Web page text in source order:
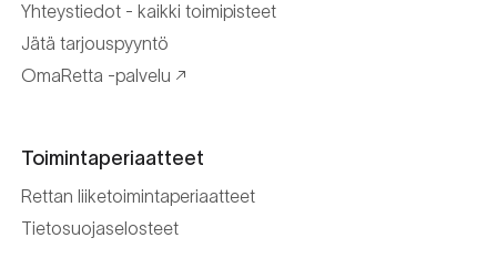
Yhteystiedot - kaikki toimipisteet
Jätä tarjouspyyntö
OmaRetta -palvelu
Toimintaperiaatteet
Rettan liiketoimintaperiaatteet
Tietosuojaselosteet